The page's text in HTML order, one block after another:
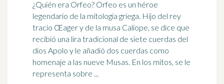
¿Quién era Orfeo? Orfeo es un héroe
legendario de la mitología griega. Hijo del rey
tracio Œager y de la musa Calíope, se dice que
recibió una lira tradicional de siete cuerdas del
dios Apolo y le añadió dos cuerdas como
homenaje a las nueve Musas. En los mitos, se le
representa sobre ...